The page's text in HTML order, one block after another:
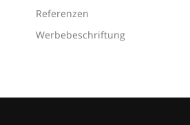
Referenzen
Werbebeschriftung